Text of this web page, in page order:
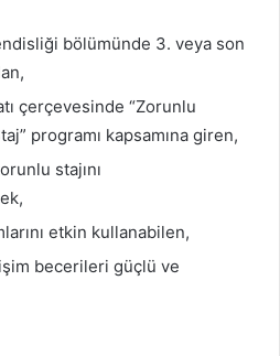
bölümünde 3. veya son
çerçevesinde “Zorunlu
programı kapsamına giren,
stajını
etkin kullanabilen,
becerileri güçlü ve